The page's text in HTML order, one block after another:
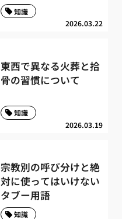
2026.03.22
知識
東西で異なる火葬と拾
骨の習慣について
2026.03.19
知識
宗教別の呼び分けと絶
対に使ってはいけない
タブー用語
知識